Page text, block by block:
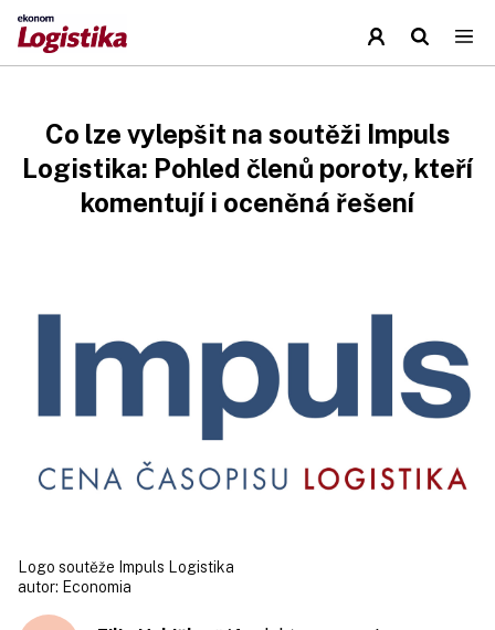
Co lze vylepšit na soutěži Impuls
Logistika: Pohled členů poroty, kteří
komentují i oceněná řešení
Logo soutěže Impuls Logistika
autor: Economia